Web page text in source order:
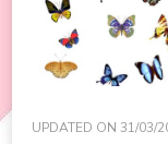
UPDATED ON 31/03/